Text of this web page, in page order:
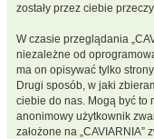
zostały przez ciebie
W czasie przeglądania
niezależne od
ma on opisywać tylko
Drugi sposób, w jaki
ciebie do nas. Mogą być to
anonimowy użytkownik
założone na